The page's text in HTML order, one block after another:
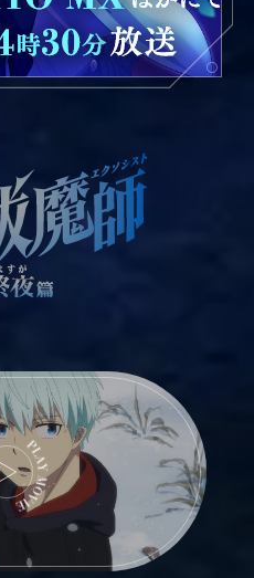
O
F
F
C
O
F
F
C
O
F
F
社篇